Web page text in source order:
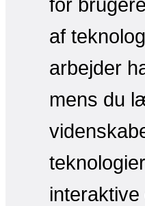
for
af
arbejder
mens du
interaktive